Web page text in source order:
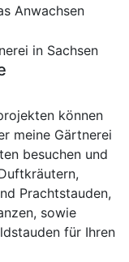
Anwachsen
können
meine Gärtnerei
besuchen und
Prachtstauden,
sowie
für Ihren